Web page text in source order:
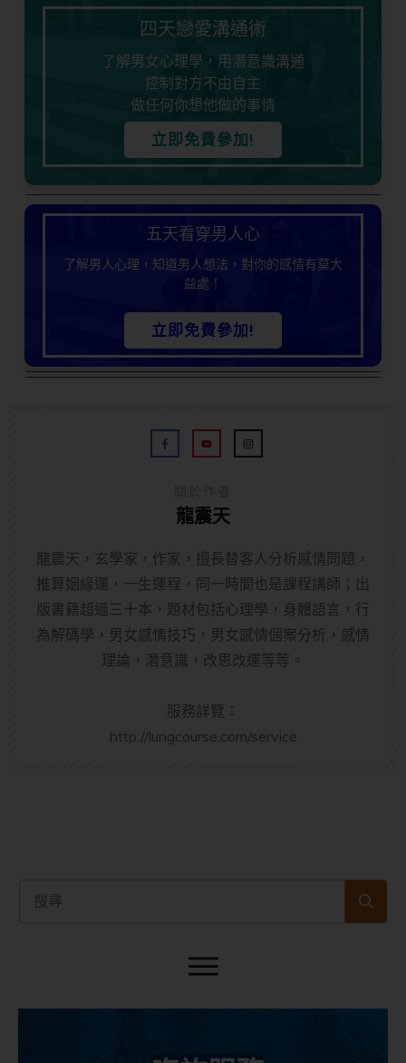
四天戀愛溝通術
了解男女心理學，用潛意識溝通
控制對方不由自主
做任何你想他做的事情
立即免費參加!
五天看穿男人心
了解男人心理，知道男人想法，對你的感情有莫大
益處！
立即免費參加!
龍震天
龍震天，玄學家，作家，擅長替客人分析感情問題，
推算姻緣運，一生運程，同一時間也是課程講師；出
版書籍超過三十本，題材包括心理學，身體語言，行
為解碼學，男女感情技巧，男女感情個案分析，感情
理論，潛意識，改思改運等等。
服務詳覽：
http://lungcourse.com/service